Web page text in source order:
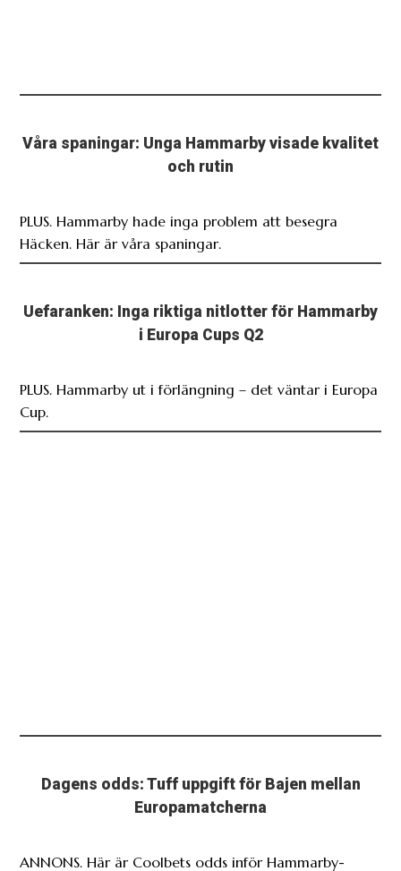
Våra spaningar: Unga Hammarby visade kvalitet
och rutin
PLUS. Hammarby hade inga problem att besegra
Häcken. Här är våra spaningar.
Uefaranken: Inga riktiga nitlotter för Hammarby
i Europa Cups Q2
PLUS. Hammarby ut i förlängning – det väntar i Europa
Cup.
Dagens odds: Tuff uppgift för Bajen mellan
Europamatcherna
ANNONS. Här är Coolbets odds inför Hammarby-